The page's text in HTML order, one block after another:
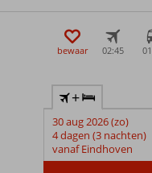
bewaar 02:45
+
30 aug 2026 (zo)
4 dagen (3 nachten)
vanaf Eindhoven